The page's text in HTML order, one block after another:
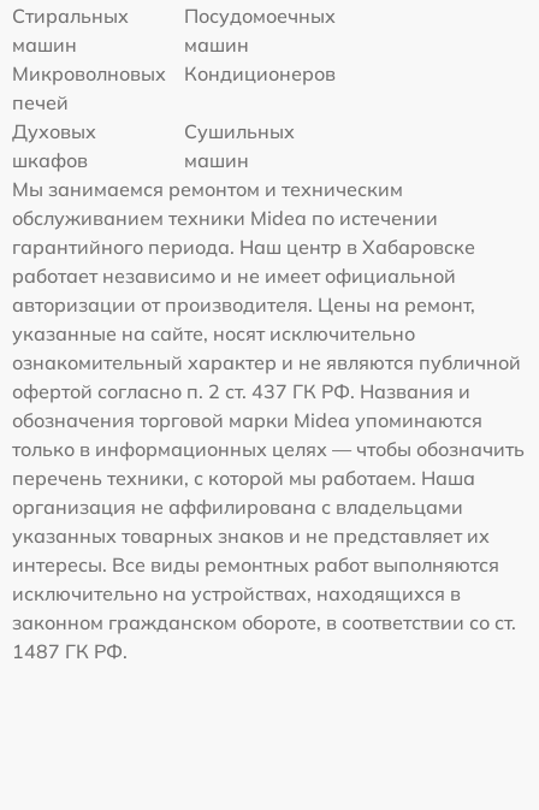
Стиральных
машин
Посудомоечных
машин
Микроволновых
печей
Кондиционеров
Духовых
шкафов
Сушильных
машин
Мы занимаемся ремонтом и техническим
обслуживанием техники Midea по истечении
гарантийного периода. Наш центр в Хабаровске
работает независимо и не имеет официальной
авторизации от производителя. Цены на ремонт,
указанные на сайте, носят исключительно
ознакомительный характер и не являются публичной
офертой согласно п. 2 ст. 437 ГК РФ. Названия и
обозначения торговой марки Midea упоминаются
только в информационных целях — чтобы обозначить
перечень техники, с которой мы работаем. Наша
организация не аффилирована с владельцами
указанных товарных знаков и не представляет их
интересы. Все виды ремонтных работ выполняются
исключительно на устройствах, находящихся в
законном гражданском обороте, в соответствии со ст.
1487 ГК РФ.